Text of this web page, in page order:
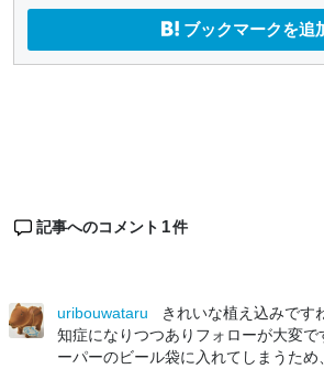
ブックマークを追
記事へのコメント 1件
uribouwataru
きれいな植え込みです
知症になりつつありフォローが大変で
ーパーのビール袋に入れてしまうた